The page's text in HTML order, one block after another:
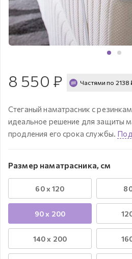
8 550 ₽ Частями по 2138
Стеганый наматрасник с
идеальное решение для защиты
продления его срока службы.
Размер наматрасника, см
60 х 120
90 х 200
140 х 200